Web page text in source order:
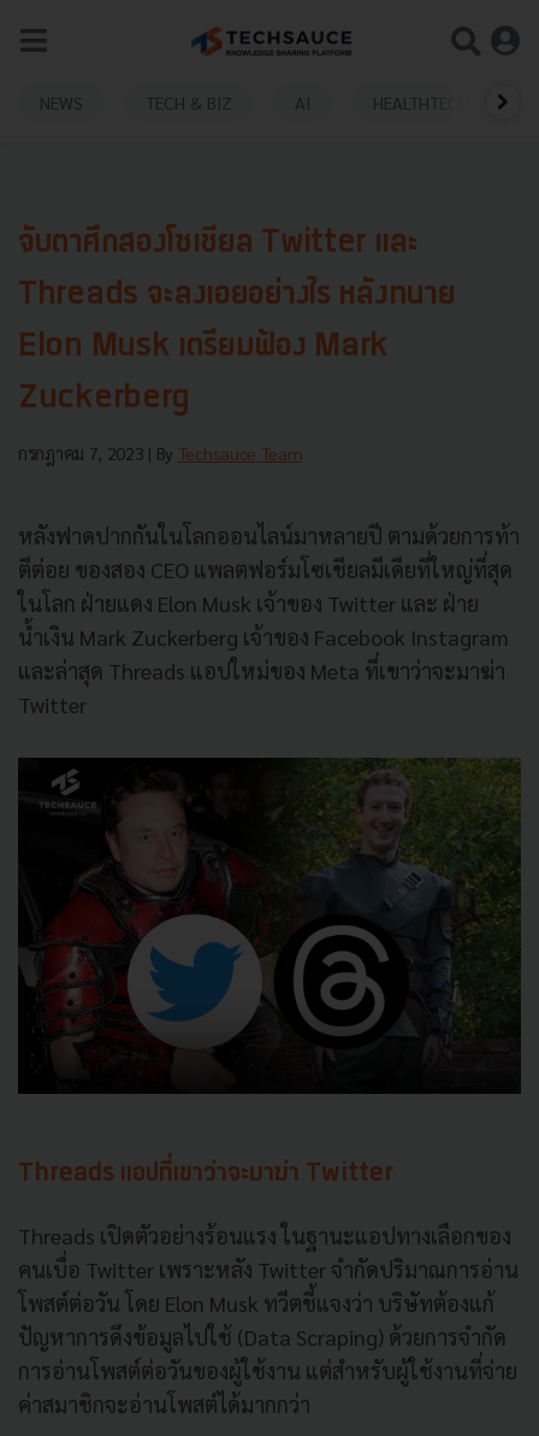
NEWS TECH & BIZ AI HEALTHTECH
จับตาศึกสองโซเชียล Twitter และ
Threads จะลงเอยอย่างไร หลังทนาย
Elon Musk เตรียมฟ้อง Mark
Zuckerberg
กรกฎาคม 7, 2023 | By Techsauce Team
หลังฟาดปากกันในโลกออนไลน์มาหลายปี ตามด้วยการท้า
ตีต่อย ของสอง CEO แพลตฟอร์มโซเชียลมีเดียที่ใหญ่ที่สุด
ในโลก ฝ่ายแดง Elon Musk เจ้าของ Twitter และ ฝ่าย
น้ำเงิน Mark Zuckerberg เจ้าของ Facebook Instagram
และล่าสุด Threads แอปใหม่ของ Meta ที่เขาว่าจะมาฆ่า
Twitter
Threads แอปที่เขาว่าจะมาฆ่า Twitter
Threads เปิดตัวอย่างร้อนแรง ในฐานะแอปทางเลือกของ
คนเบื่อ Twitter เพราะหลัง Twitter จำกัดปริมาณการอ่าน
โพสต์ต่อวัน โดย Elon Musk ทวีตชี้แจงว่า บริษัทต้องแก้
ปัญหาการดึงข้อมูลไปใช้ (Data Scraping) ด้วยการจำกัด
การอ่านโพสต์ต่อวันของผู้ใช้งาน แต่สำหรับผู้ใช้งานที่จ่าย
ค่าสมาชิกจะอ่านโพสต์ได้มากกว่า